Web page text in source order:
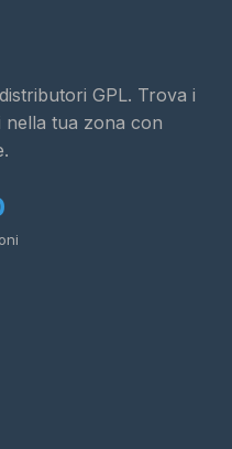
GPL. Trova i
nella tua zona con